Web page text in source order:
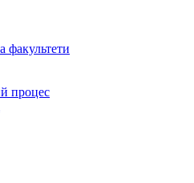
факультети
процес